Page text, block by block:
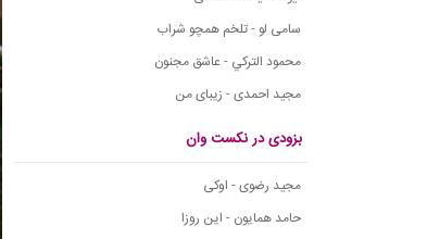
سامی لو - تلخم همچو شراب
محمود التركي - عاشق مجنون
مجید احمدی - زیبای من
بزودی در نکست وان
مجید رضوی - اوکی
حامد همایون - این روزا